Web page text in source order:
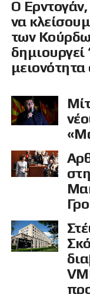
Ο
να
των
δημιουργεί